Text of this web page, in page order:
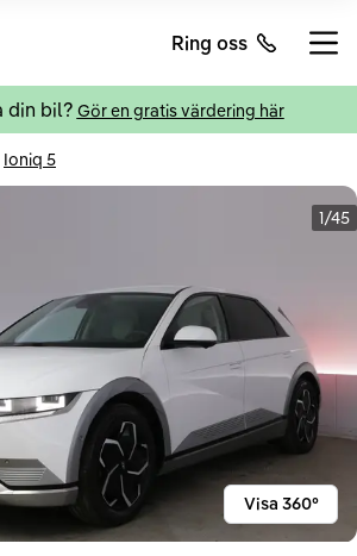
Ring oss
din bil? Gör en gratis värdering här
Ioniq 5
1/45
Visa 360°